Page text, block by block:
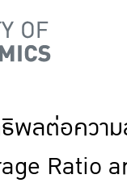
ลต่อความ
Ratio